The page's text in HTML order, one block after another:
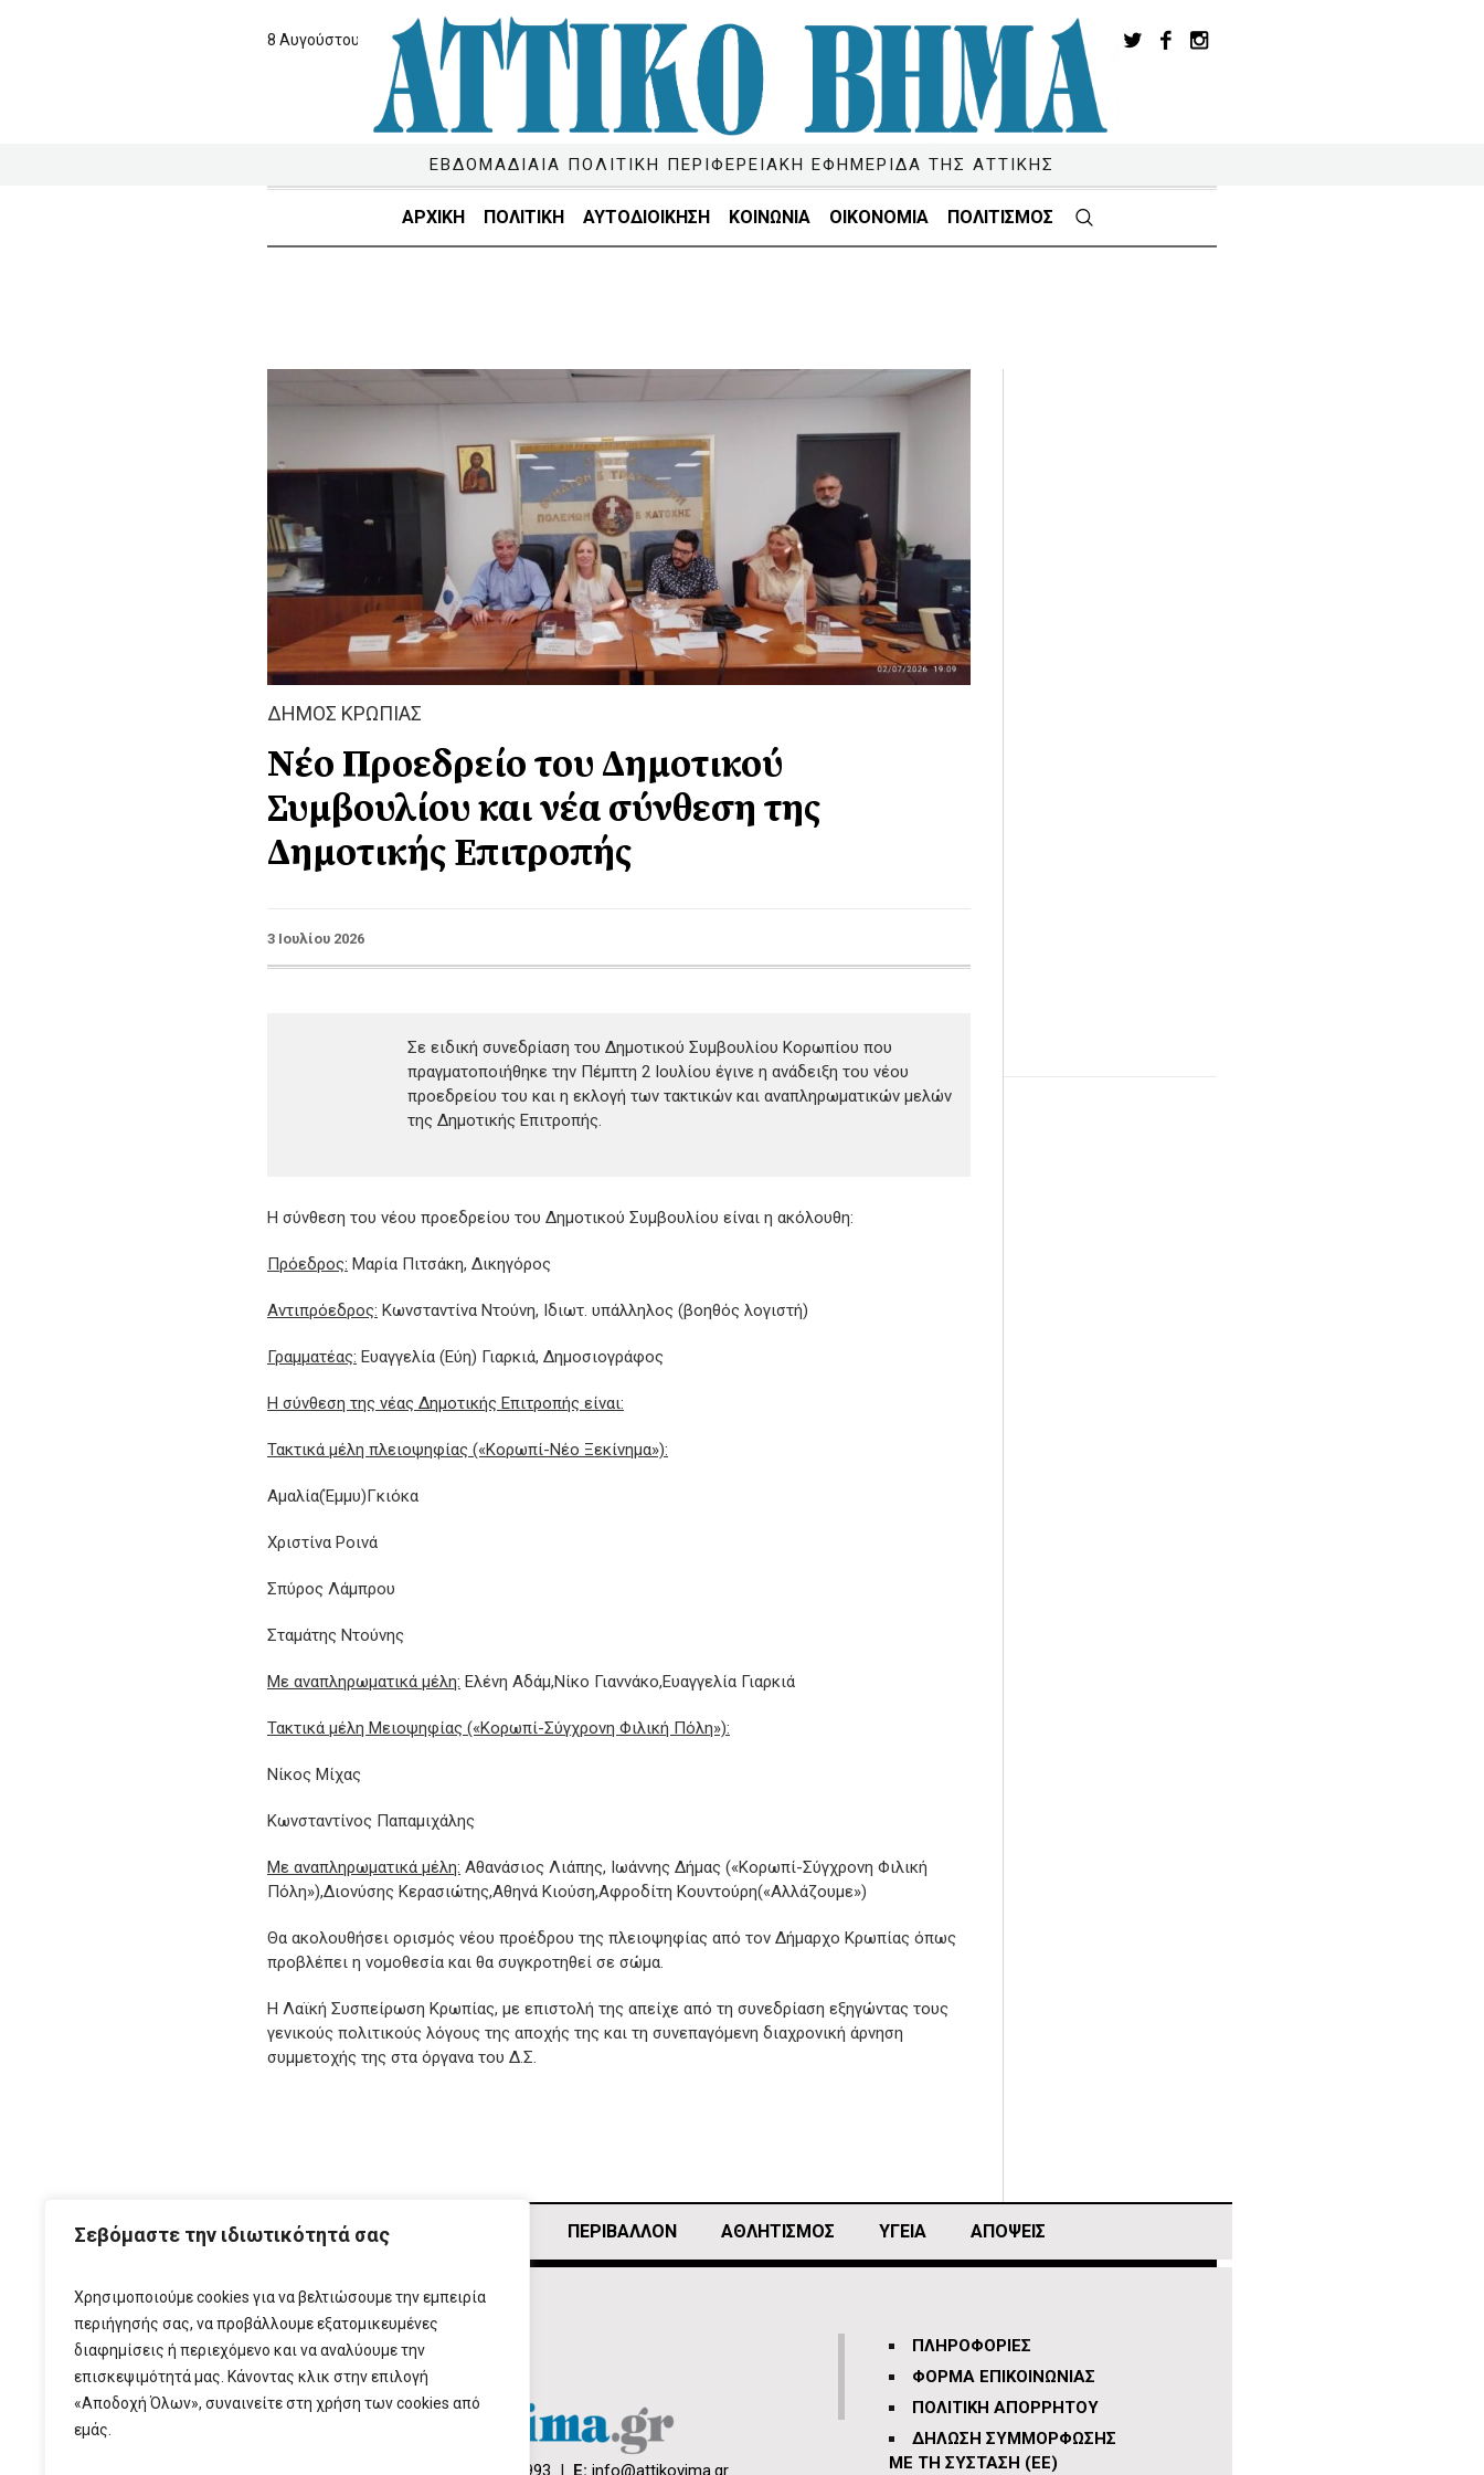
Σεβόμαστε την ιδιωτικότητά σας
Χρησιμοποιούμε cookies για να βελτιώσουμε την εμπειρία
περιήγησής σας, να προβάλλουμε εξατομικευμένες
διαφημίσεις ή περιεχόμενο και να αναλύουμε την
επισκεψιμότητά μας. Κάνοντας κλικ στην επιλογή
«Αποδοχή Όλων», συναινείτε στη χρήση των cookies από
εμάς.
8 Αυγούστου 2026
ΕΒΔΟΜΑΔΙΑΙΑ ΠΟΛΙΤΙΚΗ ΠΕΡΙΦΕΡΕΙΑΚΗ ΕΦΗΜΕΡΙΔΑ ΤΗΣ ΑΤΤΙΚΗΣ
ΑΡΧΙΚΗ ΠΟΛΙΤΙΚΗ ΑΥΤΟΔΙΟΙΚΗΣΗ ΚΟΙΝΩΝΙΑ ΟΙΚΟΝΟΜΙΑ ΠΟΛΙΤΙΣΜΟΣ
ΔΗΜΟΣ ΚΡΩΠΙΑΣ
Nέο Προεδρείο του Δημοτικού
Συμβουλίου και νέα σύνθεση της
Δημοτικής Επιτροπής
3 Ιουλίου 2026
Σε ειδική συνεδρίαση του Δημοτικού Συμβουλίου Κορωπίου που
πραγματοποιήθηκε την Πέμπτη 2 Ιουλίου έγινε η ανάδειξη του νέου
προεδρείου του και η εκλογή των τακτικών και αναπληρωματικών μελών
της Δημοτικής Επιτροπής.
Η σύνθεση του νέου προεδρείου του Δημοτικού Συμβουλίου είναι η ακόλουθη:
Πρόεδρος: Μαρία Πιτσάκη, Δικηγόρος
Αντιπρόεδρος: Κωνσταντίνα Ντούνη, Ιδιωτ. υπάλληλος (βοηθός λογιστή)
Γραμματέας: Ευαγγελία (Εύη) Γιαρκιά, Δημοσιογράφος
Η σύνθεση της νέας Δημοτικής Επιτροπής είναι:
Τακτικά μέλη πλειοψηφίας («Κορωπί-Νέο Ξεκίνημα»):
Αμαλία(Έμμυ)Γκιόκα
Χριστίνα Ροινά
Σπύρος Λάμπρου
Σταμάτης Ντούνης
Με αναπληρωματικά μέλη: Ελένη Αδάμ,Νίκο Γιαννάκο,Ευαγγελία Γιαρκιά
Τακτικά μέλη Μειοψηφίας («Κορωπί-Σύγχρονη Φιλική Πόλη»):
Νίκος Μίχας
Κωνσταντίνος Παπαμιχάλης
Με αναπληρωματικά μέλη: Αθανάσιος Λιάπης, Ιωάννης Δήμας («Κορωπί-Σύγχρονη Φιλική
Πόλη»),Διονύσης Κερασιώτης,Αθηνά Κιούση,Αφροδίτη Κουντούρη(«Αλλάζουμε»)
Θα ακολουθήσει ορισμός νέου προέδρου της πλειοψηφίας από τον Δήμαρχο Κρωπίας όπως
προβλέπει η νομοθεσία και θα συγκροτηθεί σε σώμα.
Η Λαϊκή Συσπείρωση Κρωπίας, με επιστολή της απείχε από τη συνεδρίαση εξηγώντας τους
γενικούς πολιτικούς λόγους της αποχής της και τη συνεπαγόμενη διαχρονική άρνηση
συμμετοχής της στα όργανα του Δ.Σ.
ΠΕΡΙΒΑΛΛΟΝ ΑΘΛΗΤΙΣΜΌΣ ΥΓΕΙΑ ΑΠΟΨΕΙΣ
210 666 3993 | E: info@attikovima.gr
ΠΛΗΡΟΦΟΡΙΕΣ
ΦΟΡΜΑ ΕΠΙΚΟΙΝΩΝΙΑΣ
ΠΟΛΙΤΙΚΗ ΑΠΟΡΡΗΤΟΥ
ΔΗΛΩΣΗ ΣΥΜΜΟΡΦΩΣΗΣ
ΜΕ ΤΗ ΣΥΣΤΑΣΗ (ΕΕ)